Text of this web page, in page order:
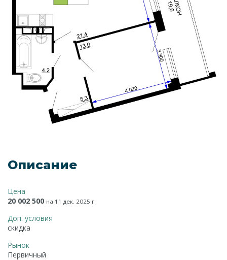
Описание
Цена
20 002 500 на 11 дек. 2025 г.
Доп. условия
скидка
Рынок
Первичный